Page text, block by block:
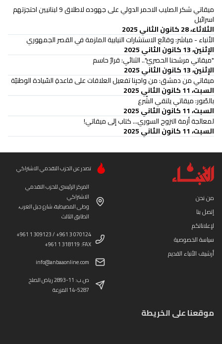
ميقاتي شكر الصليب الاحمر الدولي على جهوده لاطلاق 9 لبنانيين احتجزتهم
اسرائيل
الثلاثاء، 28 كانون الثاني 2025
الأنباء - مباشر: وقائع الاستشارات النيابية الملزمة في القصر الجمهوري
الإثنين، 13 كانون الثاني 2025
"ميقاتي مرشحنا الحصريّ".. الثنائي: قرارٌ حاسم
الإثنين، 13 كانون الثاني 2025
ميقاتي من دمشق: من واجبِنا تفعيل العلاقات على قاعدةِ السّيادة الوطنيّة
السبت، 11 كانون الثاني 2025
بالصّور: ميقاتي يلتقي الشّرع
السبت، 11 كانون الثاني 2025
لمعالجة أزمة النزوح السوري... كتاب إلى ميقاتي!
السبت، 11 كانون الثاني 2025
من نحن
إتصل بنا
لإعلاناتكم
سياسة الخصوصية
أرشيف الأنباء القديم
تصدر عن الحزب التقدمي الاشتراكي
المركز الرئيسي للحزب التقدمي
الاشتراكي
وطى المصيطبة، شارع جبل العرب،
الطابق الثالث
+961 1 309123 / +961 3 070124
+961 1 318119 :FAX
info@anbaaonline.com
ص.ب: 11-2893 رياض الصلح
14-5287 المزرعة
موقعنا على الخريطة